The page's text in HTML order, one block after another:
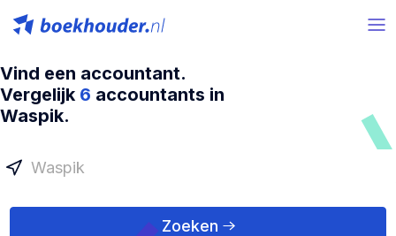
Vind een accountant.
Vergelijk 6 accountants in
Waspik.
Zoeken